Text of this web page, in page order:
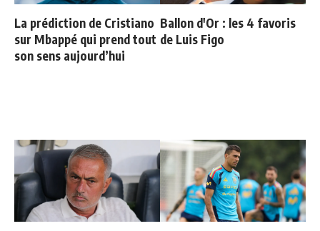
La prédiction de Cristiano
sur Mbappé qui prend tout
son sens aujourd’hui
Ballon d'Or : les 4 favoris
de Luis Figo